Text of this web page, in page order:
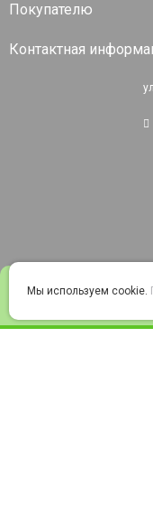
Войти
Покупателю
Контактная
Мы используем cookie.